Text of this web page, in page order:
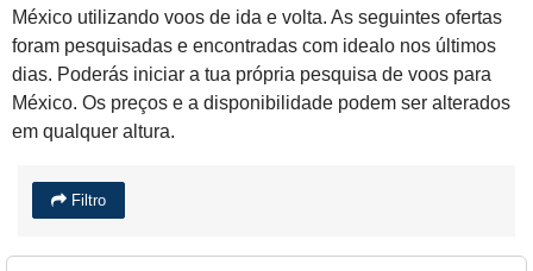
México utilizando voos de ida e volta. As seguintes ofertas
foram pesquisadas e encontradas com idealo nos últimos
dias. Poderás iniciar a tua própria pesquisa de voos para
México. Os preços e a disponibilidade podem ser alterados
em qualquer altura.
Filtro